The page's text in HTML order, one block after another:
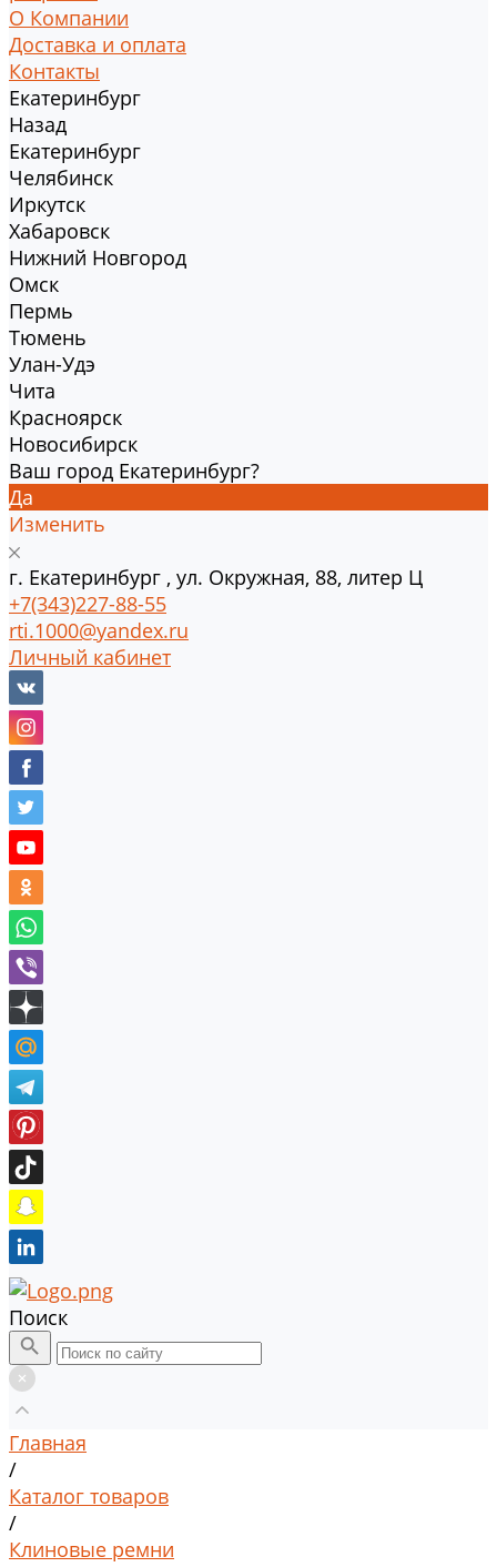
О Компании
Доставка и оплата
Контакты
Екатеринбург
Назад
Екатеринбург
Челябинск
Иркутск
Хабаровск
Нижний Новгород
Омск
Пермь
Тюмень
Улан-Удэ
Чита
Красноярск
Новосибирск
Ваш город Екатеринбург?
Да
Изменить
г. Екатеринбург , ул. Окружная, 88, литер Ц
+7(343)227-88-55
rti.1000@yandex.ru
Личный кабинет
Поиск
Главная
/
Каталог товаров
/
Клиновые ремни